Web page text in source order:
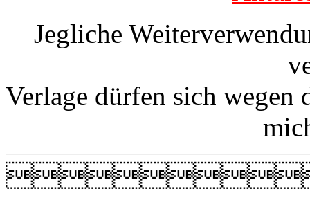
Jegliche
Verlage dürfen sich wegen